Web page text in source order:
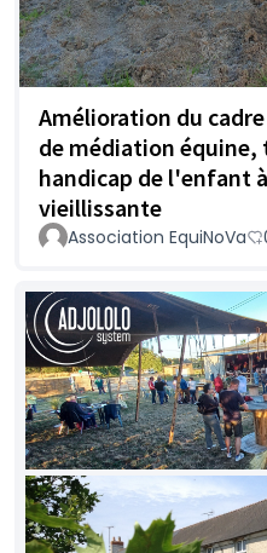
Amélioration du cadre
de médiation équine,
handicap de l'enfant
vieillissante
Association EquiNoVa